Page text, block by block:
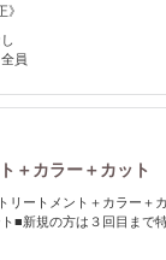
》
全員
＋カラー＋カット
リートメント＋カラー
■新規の方は３回目まで
》